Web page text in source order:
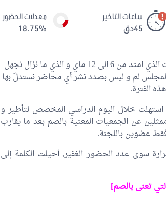
ساعات التاخير
45دق
معدلات الحضور
18.75%
استأنف مجلس النواب صباح اليوم نشاطه بعد أسبوع الجهات الذي امتد من 6 الى 12 ماي و الذي ما نزال نجهل
لم و ليس بصدد نشر أي محاضر نستدلّ بها
الفترة.
استهلت خلال اليوم الدراسي المخصص لتأطير و
عن الجمعيات المعنية بالصم بعد ما يقارب
سوى عدد الحضور الغفير, أحيلت الكلمة إلى
تعنى بالصم]